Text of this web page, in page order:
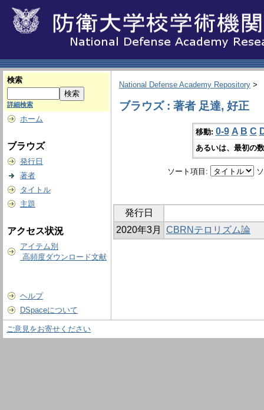
検索
詳細検索
ホーム
ブラウズ
発行日
著者
タイトル
主題
アクセス状況
アイテム別
高頻度ダウンロード文献
ヘルプ
DSpaceについて
National Defense Academy Repository >
ブラウズ : 著者 足達, 好正
移動: 0-9 A B C
あるいは、最初の
ソート項目:
発行日
2020年3月
CBRNテロリズム論
ご意見をお寄せください